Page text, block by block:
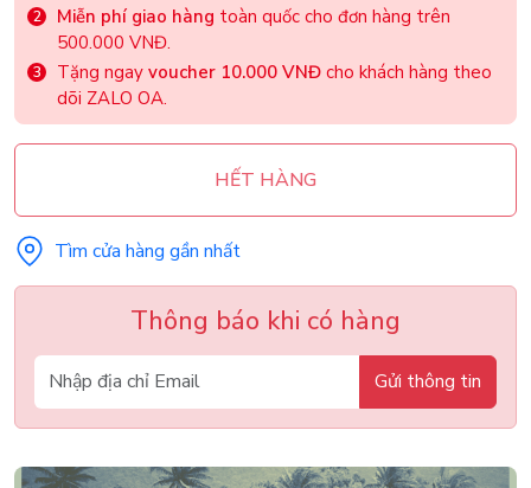
Miễn phí giao hàng toàn quốc cho đơn hàng trên
500.000 VNĐ.
Tặng ngay voucher 10.000 VNĐ cho khách hàng theo
dõi ZALO OA.
HẾT HÀNG
Tìm cửa hàng gần nhất
Thông báo khi có hàng
Gửi thông tin